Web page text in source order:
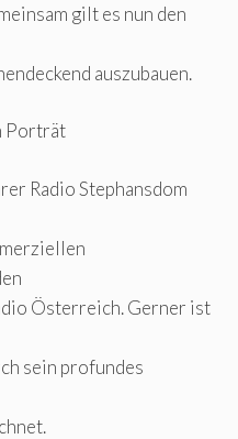
gilt es nun den
auszubauen.
Porträt
Radio Stephansdom
Österreich. Gerner ist
sein profundes